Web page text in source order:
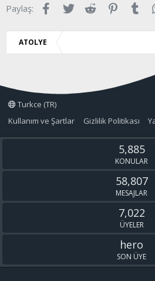
Paylaş: Facebook
Twitter Reddit
ATOLYE
Turkce (TR)
Kullanım ve Şartlar
Gizlilik Politikası
5,885
KONULAR
58,807
MESAJLAR
7,022
ÜYELER
hero
SON ÜYE